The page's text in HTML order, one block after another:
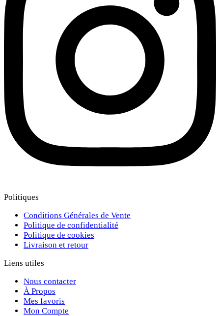
Politiques
Conditions Générales de Vente
Politique de confidentialité
Politique de cookies
Livraison et retour
Liens utiles
Nous contacter
À Propos
Mes favoris
Mon Compte